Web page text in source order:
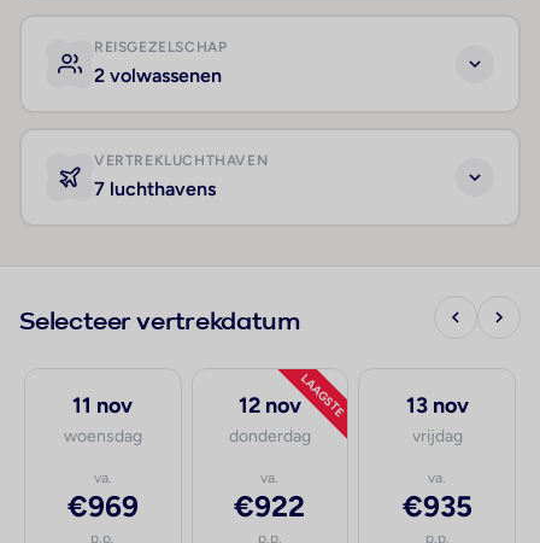
REISGEZELSCHAP
2 volwassenen
VERTREKLUCHTHAVEN
7 luchthavens
Selecteer vertrekdatum
11 nov
woensdag
va.
€969
p.p.
LAAGSTE
12 nov
donderdag
va.
€922
p.p.
13 nov
vrijdag
va.
€935
p.p.